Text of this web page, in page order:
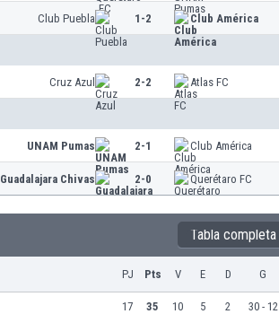
Club Puebla 1-2 Club América
Cruz Azul 2-2 Atlas FC
UNAM Pumas 2-1 Club América
Guadalajara Chivas 2-0 Querétaro FC
Tabla completa
PJ Pts V E D G
17 35 10 5 2 30 - 12